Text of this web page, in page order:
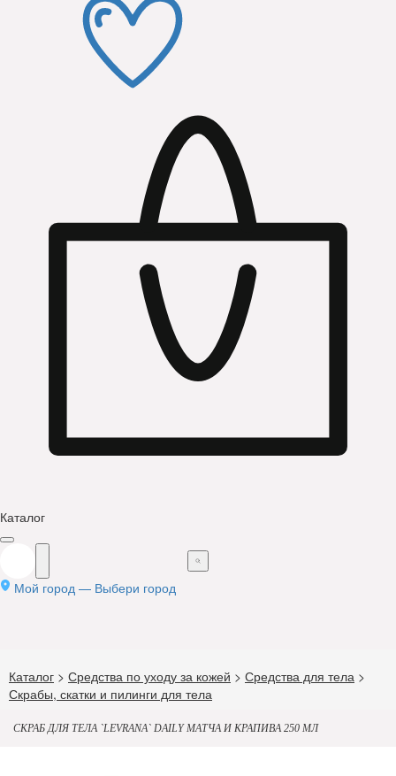
Каталог
Мой город — Выбери город
Каталог > Средства по уходу за кожей > Средства для тела >
Скрабы, скатки и пилинги для тела
СКРАБ ДЛЯ ТЕЛА `LEVRANA` DAILY МАТЧА И КРАПИВА 250 МЛ